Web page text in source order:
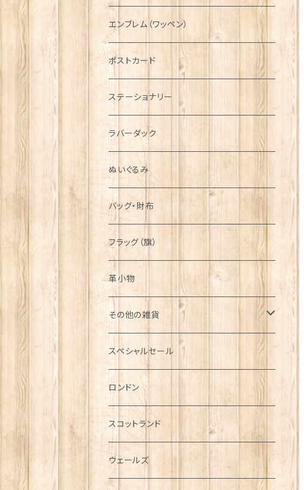
国旗＆紋章
音楽＆楽器
AIRFORCE
ARMY
エンブレム（ワッペン）
ポストカード
ステーショナリー
ラバーダック
ぬいぐるみ
バッグ・財布
フラッグ（旗）
革小物
その他の雑貨
ミニカー
チャーム
犬グッズ
傘
スペシャルセール
ロンドン
スコットランド
ウェールズ